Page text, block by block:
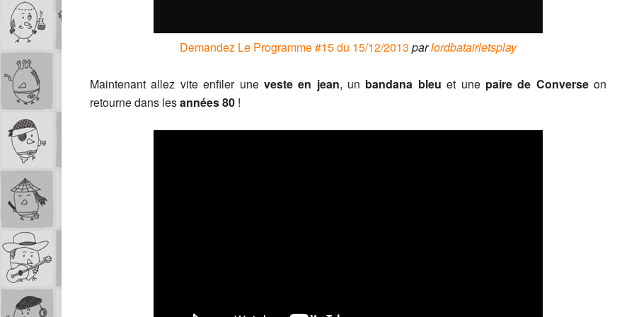
Demandez Le Programme #15 du 15/12/2013 parlordbatairletsplay
Maintenant allez vite enfiler une veste en jean, un bandana bleu et une paire de Converseon
retourne dans lesannées 80 !